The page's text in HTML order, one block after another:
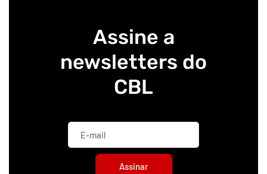
Assine a
newsletters do
CBL
Assinar